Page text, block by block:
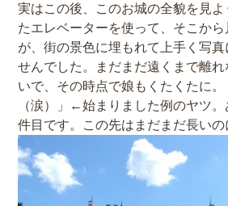
実はこの後、このお城の全貌を見
たエレベーターを使って、そこか
が、街の景色に埋もれて上手く写真
せんでした。まだまだ遠くまで離
いで、その時点で娘もくたくたに
（涙）」←始まりました例のヤツ
件目です。この先はまだまだ長いの